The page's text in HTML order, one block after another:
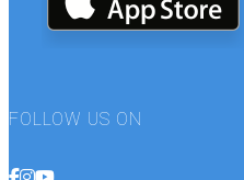
FOLLOW US ON